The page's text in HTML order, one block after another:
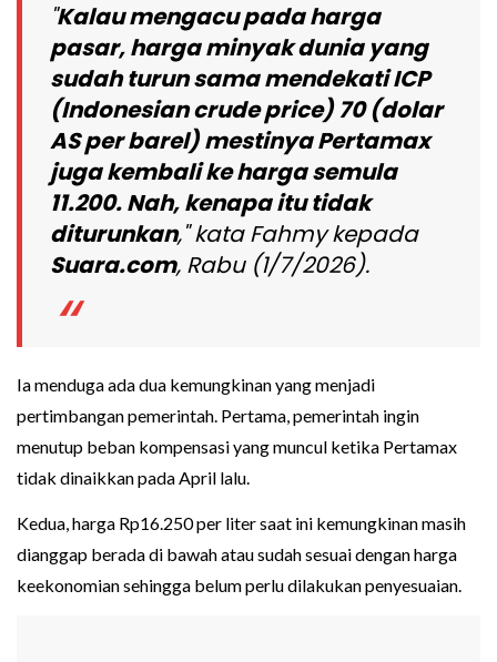
"Kalau mengacu pada harga
pasar, harga minyak dunia yang
sudah turun sama mendekati ICP
(Indonesian crude price) 70 (dolar
AS per barel) mestinya Pertamax
juga kembali ke harga semula
11.200. Nah, kenapa itu tidak
diturunkan," kata Fahmy kepada
Suara.com, Rabu (1/7/2026).
Ia menduga ada dua kemungkinan yang menjadi
pertimbangan pemerintah. Pertama, pemerintah ingin
menutup beban kompensasi yang muncul ketika Pertamax
tidak dinaikkan pada April lalu.
Kedua, harga Rp16.250 per liter saat ini kemungkinan masih
dianggap berada di bawah atau sudah sesuai dengan harga
keekonomian sehingga belum perlu dilakukan penyesuaian.